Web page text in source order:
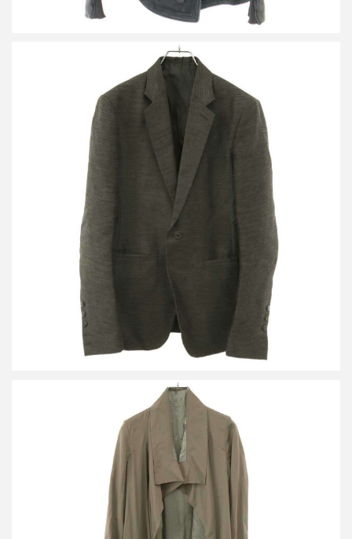
リックオウエンス 17SS 1Bテーラードジャケット RR17S9751-JK
買取金額25,000円
詳しく見る
リックオウエンス ベルテッドロングコート RO1702
買取金額14,400円